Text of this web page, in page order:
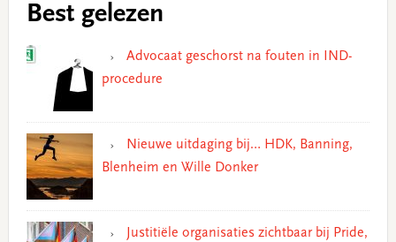
Best gelezen
Advocaat geschorst na fouten in IND-
procedure
Nieuwe uitdaging bij… HDK, Banning,
Blenheim en Wille Donker
Justitiële organisaties zichtbaar bij Pride,